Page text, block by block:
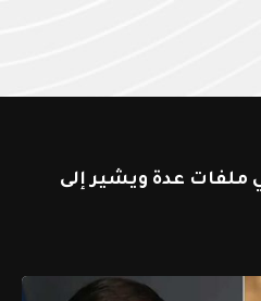
ملفات عدة ويشير إلى